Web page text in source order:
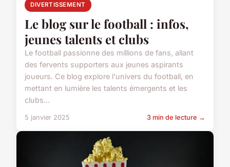
DIVERTISSEMENT
Le blog sur le football : infos,
jeunes talents et clubs
Le football passionne des millions de fans, allant
des fervents supporters aux jeunes aspirants
joueurs. Ce blog explore l'univers du football, en
mettant en lumière les talents émergents et les
clubs...
5 janvier 2025 3 min de lecture →